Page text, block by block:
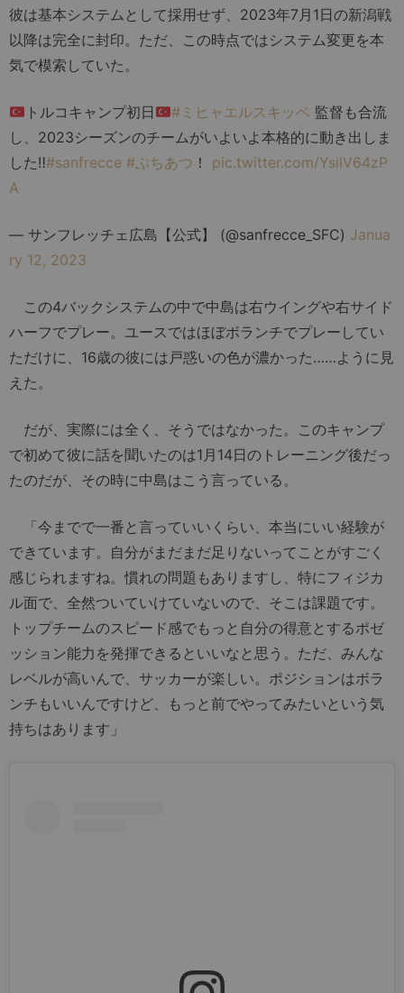
彼は基本システムとして採用せず、2023年7月1日の新潟戦
以降は完全に封印。ただ、この時点ではシステム変更を本
気で模索していた。
トルコキャンプ初日 #ミヒャエルスキッベ 監督も合流
し、2023シーズンのチームがいよいよ本格的に動き出しま
した‼︎#sanfrecce #ぶちあつ ！ pic.twitter.com/YsilV64zP
A
— サンフレッチェ広島【公式】 (@sanfrecce_SFC) Janua
ry 12, 2023
この4バックシステムの中で中島は右ウイングや右サイド
ハーフでプレー。ユースではほぼボランチでプレーしてい
ただけに、16歳の彼には戸惑いの色が濃かった……ように見
えた。
だが、実際には全く、そうではなかった。このキャンプ
で初めて彼に話を聞いたのは1月14日のトレーニング後だっ
たのだが、その時に中島はこう言っている。
「今までで一番と言っていいくらい、本当にいい経験が
できています。自分がまだまだ足りないってことがすごく
感じられますね。慣れの問題もありますし、特にフィジカ
ル面で、全然ついていけていないので、そこは課題です。
トップチームのスピード感でもっと自分の得意とするポゼ
ッション能力を発揮できるといいなと思う。ただ、みんな
レベルが高いんで、サッカーが楽しい。ポジションはボラ
ンチもいいんですけど、もっと前でやってみたいという気
持ちはあります」